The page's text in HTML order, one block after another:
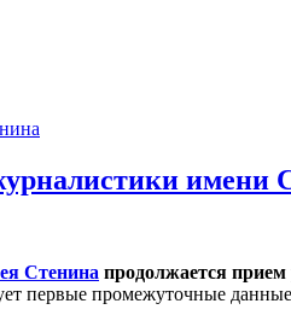
имени
Стенина продолжается прием
первые промежуточные